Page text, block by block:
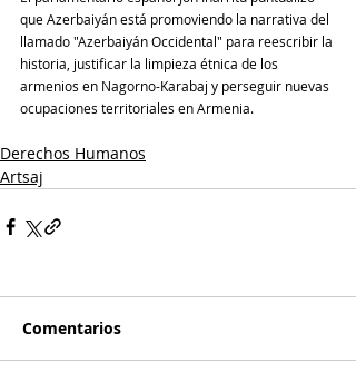
que Azerbaiyán está promoviendo la narrativa del
llamado "Azerbaiyán Occidental" para reescribir la
historia, justificar la limpieza étnica de los
armenios en Nagorno-Karabaj y perseguir nuevas
ocupaciones territoriales en Armenia.
Derechos Humanos
Artsaj
Comentarios